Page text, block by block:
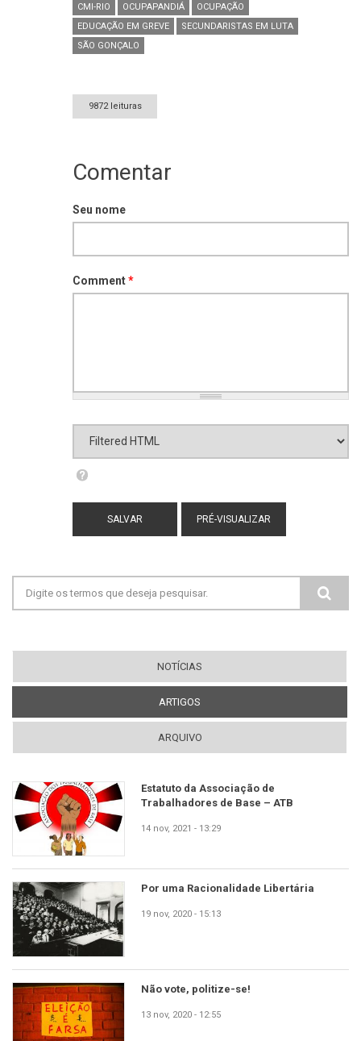
CMI-RIO OCUPAPANDIÁ
OCUPAÇÃO
EDUCAÇÃO EM GREVE
SECUNDARISTAS EM LUTA
SÃO GONÇALO
9872 leituras
Comentar
Seu nome
Comment*
Formato de texto
Mais informações sobre os formatos de
texto
Filtered HTML
images with one of the following classes:
image-left image-right standalone-image
Quebras de linhas e parágrafos são gerados
automaticamente.
Formulário de busca
NOTÍCIAS
ARTIGOS
ARQUIVO
Estatuto da Associação de
Trabalhadores de Base – ATB
14 nov, 2021 - 13:29
Por uma Racionalidade Libertária
19 nov, 2020 - 15:13
Não vote, politize-se!
13 nov, 2020 - 12:55